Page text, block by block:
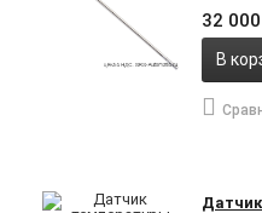
32
В